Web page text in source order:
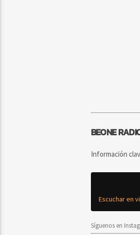
BEONE
Información
Escuchar en
Síguenos en